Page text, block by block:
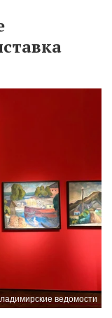
ведомости